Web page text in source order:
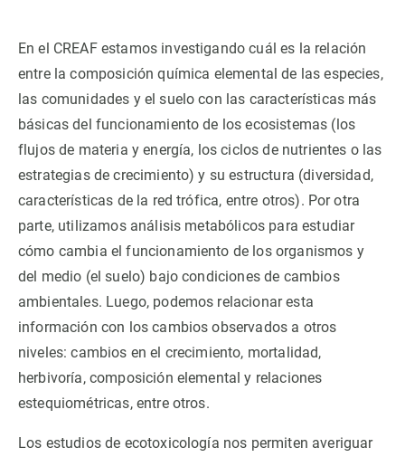
En el CREAF estamos investigando cuál es la relación
entre la composición química elemental de las especies,
las comunidades y el suelo con las características más
básicas del funcionamiento de los ecosistemas (los
flujos de materia y energía, los ciclos de nutrientes o las
estrategias de crecimiento) y su estructura (diversidad,
características de la red trófica, entre otros). Por otra
parte, utilizamos análisis metabólicos para estudiar
cómo cambia el funcionamiento de los organismos y
del medio (el suelo) bajo condiciones de cambios
ambientales. Luego, podemos relacionar esta
información con los cambios observados a otros
niveles: cambios en el crecimiento, mortalidad,
herbivoría, composición elemental y relaciones
estequiométricas, entre otros.
Los estudios de ecotoxicología nos permiten averiguar
ÚNETE A NOSOTROS
PARTICIPA
NOTICIAS Y AGENDA